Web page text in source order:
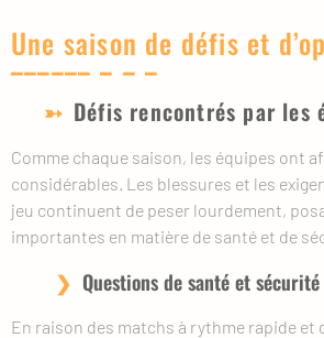
Une saison de défis et
Défis rencontrés par les
Comme chaque saison, les équipes ont
considérables. Les blessures et les
jeu continuent de peser lourdement,
importantes en matière de santé et de
Questions de santé et sécurité
En raison des matchs à rythme rapide et